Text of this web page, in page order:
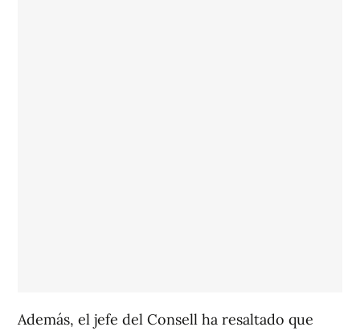
Además, el jefe del Consell ha resaltado que